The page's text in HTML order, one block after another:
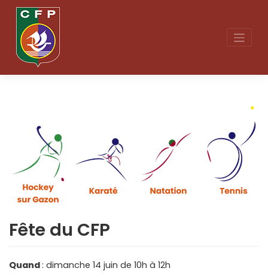
content
Fête du CFP
Quand: dimanche 14 juin de 10h à 12h